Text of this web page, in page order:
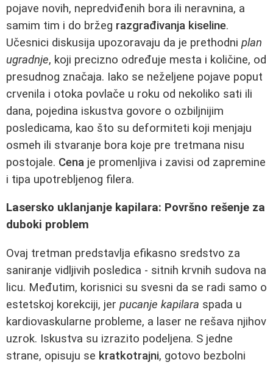
pojave novih, nepredviđenih bora ili neravnina, a
samim tim i do bržeg razgrađivanja kiseline.
Učesnici diskusija upozoravaju da je prethodni plan
ugradnje, koji precizno određuje mesta i količine, od
presudnog značaja. Iako se neželjene pojave poput
crvenila i otoka povlače u roku od nekoliko sati ili
dana, pojedina iskustva govore o ozbiljnijim
posledicama, kao što su deformiteti koji menjaju
osmeh ili stvaranje bora koje pre tretmana nisu
postojale. Cena je promenljiva i zavisi od zapremine
i tipa upotrebljenog filera.
Lasersko uklanjanje kapilara: Površno rešenje za
duboki problem
Ovaj tretman predstavlja efikasno sredstvo za
saniranje vidljivih posledica - sitnih krvnih sudova na
licu. Međutim, korisnici su svesni da se radi samo o
estetskoj korekciji, jer pucanje kapilara spada u
kardiovaskularne probleme, a laser ne rešava njihov
uzrok. Iskustva su izrazito podeljena. S jedne
strane, opisuju se kratkotrajni, gotovo bezbolni